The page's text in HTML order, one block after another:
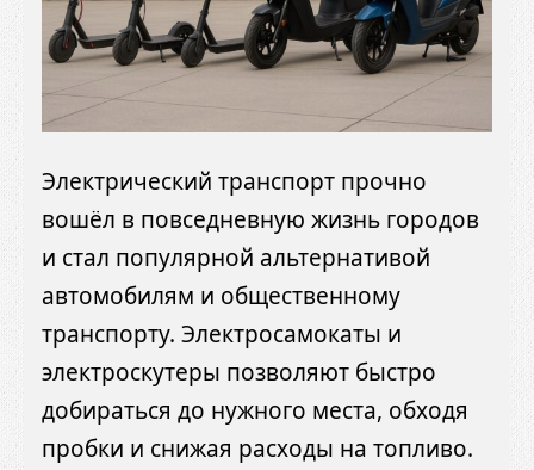
Электрический транспорт прочно
вошёл в повседневную жизнь городов
и стал популярной альтернативой
автомобилям и общественному
транспорту. Электросамокаты и
электроскутеры позволяют быстро
добираться до нужного места, обходя
пробки и снижая расходы на топливо.